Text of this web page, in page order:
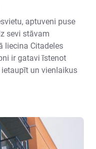
aptuveni puse
sevi stāvam
liecina Citadeles
ir gatavi īstenot
un vienlaikus